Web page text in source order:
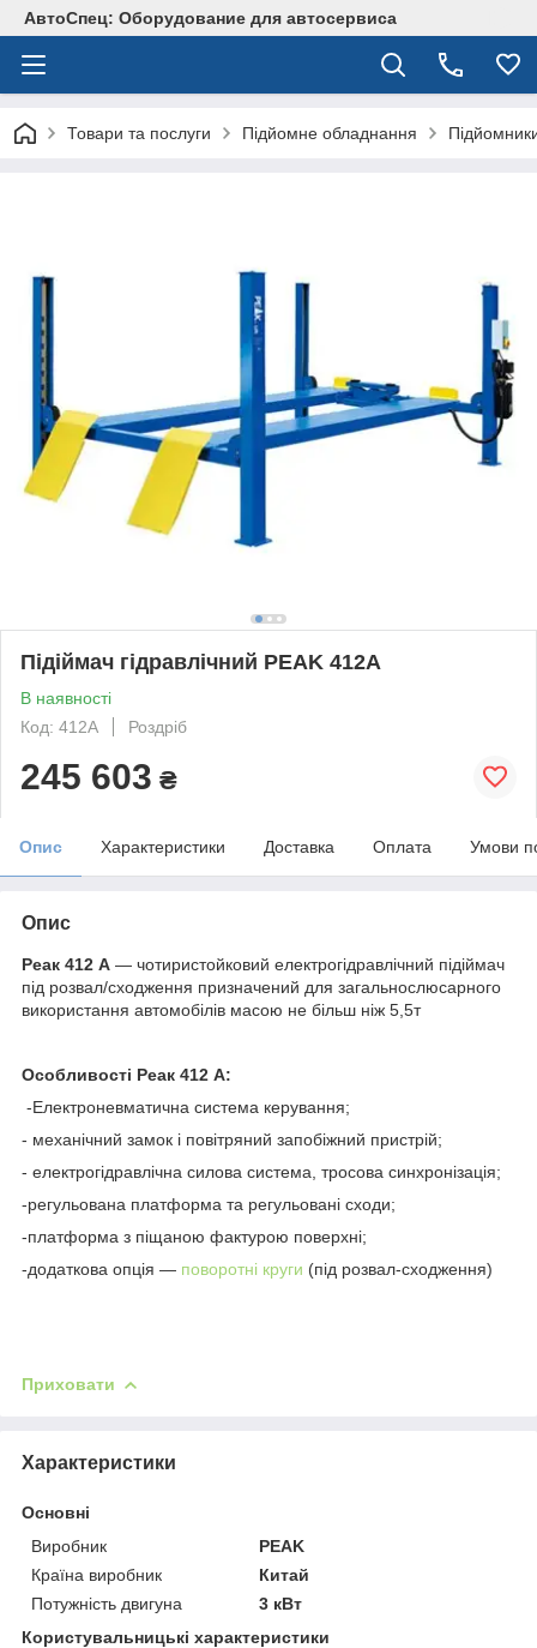
АвтоСпец: Оборудование для автосервиса
Товари та послуги Підйомне обладнання
Підіймач гідравлічний PEAK 412А
В наявності
Код: 412А
Роздріб
245 603 ₴
Опис Характеристики Доставка Оплата Умови
Опис
Реак 412 А — чотиристойковий електрогідравлічний підіймач
під розвал/сходження призначений для загальнослюсарного
використання автомобілів масою не більш ніж 5,5т
Особливості Реак 412 А:
-Електроневматична система керування;
- механічний замок і повітряний запобіжний пристрій;
- електрогідравлічна силова система, тросова синхронізація;
-регульована платформа та регульовані сходи;
-платформа з піщаною фактурою поверхні;
-додаткова опція — поворотні круги (під розвал-сходження)
Приховати
Характеристики
Основні
Виробник
PEAK
Країна виробник
Китай
Потужність двигуна
3 кВт
Користувальницькі характеристики